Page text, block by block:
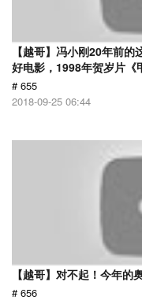
【越哥】冯小刚20年前
好电影，1998年贺岁片《
# 655
2018-09-25 06:44
【越哥】对不起！今年的
# 656